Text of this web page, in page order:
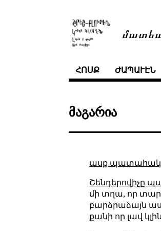
ՀՈՍՔ ԺԱՊԱՒԷՆ
მაგარია
ասք
Շենդերովիչը
մի տղա, որ
բարձրաձայն
քանի որ լավ